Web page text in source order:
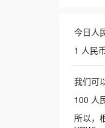
今日人
1 人民
我们可
100 人
所以，